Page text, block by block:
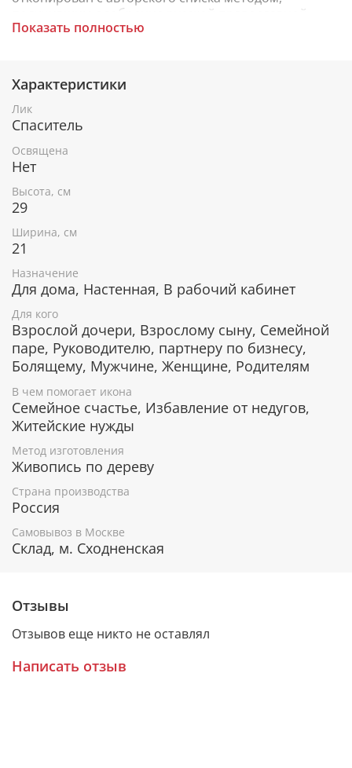
получившим одобрение русской православной
церкви.
При окончательном оформлении образа
использовались специальные фронтажные грунты,
выравнивающие лаки и темперные краски. Венец и
поля иконы вручную украшены рельефным
орнаментом и натуральным жемчугом или
полудрагоценными камнями.
Господне
Оберегающая, помогающая в любых вопросах
и проблемах.
Наполняет душу верой и смыслом.
Помогает видеть тайный смысл в любом
событии и действиях других людей.
Избавление от телесных и душевных недугов.
Гарантия подлинности
К каждому живописному образу прикладывается
номерное свидетельство, в котором подробно
расписана вся информация об иконе:
Имя художника,
Материалы, из которых она изготовлена,
Гарантия соответствия канонам Православной
Церкви.
Подарочная упаковка
Каждая икона размещается в красивой деревянной
крышкой и замочком.
Показать полностью
Характеристики
Лик
Спаситель
Освящена
Нет
Высота, см
29
Ширина, см
21
Назначение
Для дома, Настенная, В рабочий кабинет
Для кого
Взрослой дочери, Взрослому сыну, Семейной
паре, Руководителю, партнеру по бизнесу,
Болящему, Мужчине, Женщине, Родителям
В чем помогает икона
Семейное счастье, Избавление от недугов,
Житейские нужды
Метод изготовления
Живопись по дереву
Страна производства
Россия
Самовывоз в Москве
Склад, м. Сходненская
Отзывы
Отзывов еще никто не оставлял
Написать отзыв